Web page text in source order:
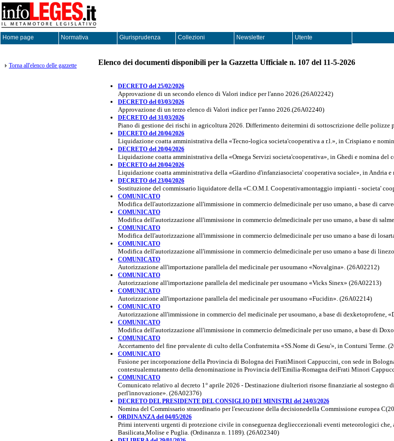
Home page Normativa Giurisprudenza Collezioni Newsletter Utente
Torna all'elenco delle gazzette Elenco dei documenti disponibili per la Gazzetta Ufficiale n. 107 del 11-5-2026
DECRETO del 25/02/2026
Approvazione di un secondo elenco di Valori indice per l'anno 2026.(26A02242)
DECRETO del 03/03/2026
Approvazione di un terzo elenco di Valori indice per l'anno 2026.(26A02240)
DECRETO del 31/03/2026
Piano di gestione dei rischi in agricoltura 2026. Differimento deitermini di sottoscrizione delle
DECRETO del 20/04/2026
Liquidazione coatta amministrativa della «Tecno-logica societa'cooperativa a r.l.», in Crispiano e
DECRETO del 20/04/2026
Liquidazione coatta amministrativa della «Omega Servizi societa'cooperativa», in Ghedi e nomina del
DECRETO del 20/04/2026
Liquidazione coatta amministrativa della «Giardino d'infanziasocieta' cooperativa sociale», in Andria
DECRETO del 23/04/2026
Sostituzione del commissario liquidatore della «C.O.M.I. Cooperativamontaggio impianti - societa'
COMUNICATO
Modifica dell'autorizzazione all'immissione in commercio delmedicinale per uso umano, a base di
COMUNICATO
Modifica dell'autorizzazione all'immissione in commercio delmedicinale per uso umano, a base di
COMUNICATO
Modifica dell'autorizzazione all'immissione in commercio delmedicinale per uso umano a base di
COMUNICATO
Modifica dell'autorizzazione all'immissione in commercio delmedicinale per uso umano a base di
COMUNICATO
Autorizzazione all'importazione parallela del medicinale per usoumano «Novalgina». (26A02212)
COMUNICATO
Autorizzazione all'importazione parallela del medicinale per usoumano «Vicks Sinex» (26A02213)
COMUNICATO
Autorizzazione all'importazione parallela del medicinale per usoumano «Fucidin». (26A02214)
COMUNICATO
Autorizzazione all'immissione in commercio del medicinale per usoumano, a base di dexketoprofene,
COMUNICATO
Modifica dell'autorizzazione all'immissione in commercio delmedicinale per uso umano, a base di
COMUNICATO
Accertamento del fine prevalente di culto della Confraternita «SS.Nome di Gesu'», in Contursi Terme.
COMUNICATO
Fusione per incorporazione della Provincia di Bologna dei FratiMinori Cappuccini, con sede in
contestualemutamento della denominazione in Provincia dell'Emilia-Romagna deiFrati Minori
COMUNICATO
Comunicato relativo al decreto 1° aprile 2026 - Destinazione diulteriori risorse finanziarie al
perl'innovazione». (26A02376)
DECRETO DEL PRESIDENTE DEL CONSIGLIO DEI MINISTRI del 24/03/2026
Nomina del Commissario straordinario per l'esecuzione della decisionedella Commissione europea
ORDINANZA del 04/05/2026
Primi interventi urgenti di protezione civile in conseguenza deglieccezionali eventi meteorologici
Basilicata,Molise e Puglia. (Ordinanza n. 1189). (26A02340)